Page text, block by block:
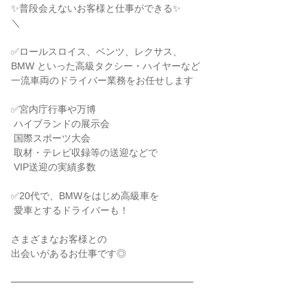
✨普段会えないお客様と仕事ができる✨
＼
✅ロールスロイス、ベンツ、レクサス、
BMW といった高級タクシー・ハイヤーなど
一流車両のドライバー業務をお任せします
✅宮内庁行事や万博
✅20代で、BMWをはじめ高級車を
さまざまなお客様との
出会いがあるお仕事です◎
━━━━━━━━━━━━━━━━━━━